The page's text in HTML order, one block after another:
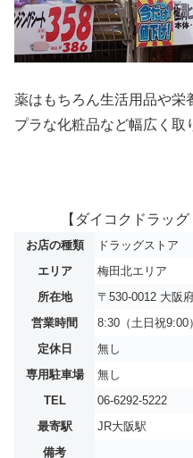
薬はもちろん生活用品や栄
プラな化粧品など幅広く取
【ダイコクドラッ
お店の種類
ドラッグストア
エリア
梅田北エリア
所在地
〒530-0012 大阪
営業時間
8:30（土日祝9:00
定休日
無し
専用駐車場
無し
TEL
06-6292-5222
最寄駅
JR大阪駅
備考